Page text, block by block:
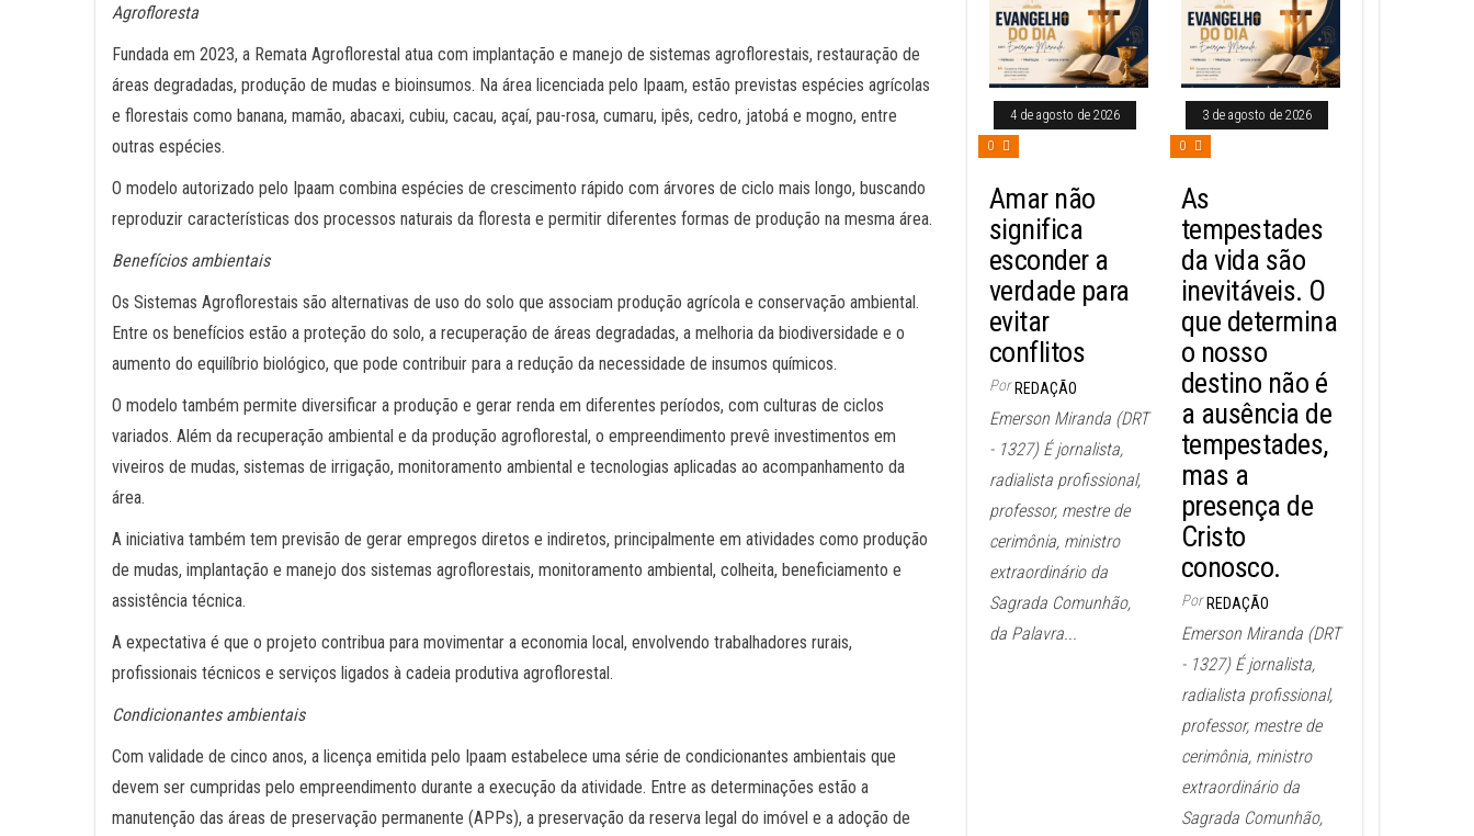
Agrofloresta
Fundada em 2023, a Remata Agroflorestal atua com implantação e manejo de sistemas agroflorestais, restauração de
áreas degradadas, produção de mudas e bioinsumos. Na área licenciada pelo Ipaam, estão previstas espécies agrícolas
e florestais como banana, mamão, abacaxi, cubiu, cacau, açaí, pau-rosa, cumaru, ipês, cedro, jatobá e mogno, entre
outras espécies.
O modelo autorizado pelo Ipaam combina espécies de crescimento rápido com árvores de ciclo mais longo, buscando
reproduzir características dos processos naturais da floresta e permitir diferentes formas de produção na mesma área.
Benefícios ambientais
Os Sistemas Agroflorestais são alternativas de uso do solo que associam produção agrícola e conservação ambiental.
Entre os benefícios estão a proteção do solo, a recuperação de áreas degradadas, a melhoria da biodiversidade e o
aumento do equilíbrio biológico, que pode contribuir para a redução da necessidade de insumos químicos.
O modelo também permite diversificar a produção e gerar renda em diferentes períodos, com culturas de ciclos
variados. Além da recuperação ambiental e da produção agroflorestal, o empreendimento prevê investimentos em
viveiros de mudas, sistemas de irrigação, monitoramento ambiental e tecnologias aplicadas ao acompanhamento da
área.
A iniciativa também tem previsão de gerar empregos diretos e indiretos, principalmente em atividades como produção
de mudas, implantação e manejo dos sistemas agroflorestais, monitoramento ambiental, colheita, beneficiamento e
assistência técnica.
A expectativa é que o projeto contribua para movimentar a economia local, envolvendo trabalhadores rurais,
profissionais técnicos e serviços ligados à cadeia produtiva agroflorestal.
Condicionantes ambientais
Com validade de cinco anos, a licença emitida pelo Ipaam estabelece uma série de condicionantes ambientais que
devem ser cumpridas pelo empreendimento durante a execução da atividade. Entre as determinações estão a
manutenção das áreas de preservação permanente (APPs), a preservação da reserva legal do imóvel e a adoção de
4 de agosto de 2026
0
Amar não
significa
esconder a
verdade para
evitar
conflitos
Por REDAÇÃO
Emerson Miranda (DRT
- 1327) É jornalista,
radialista profissional,
professor, mestre de
cerimônia, ministro
extraordinário da
Sagrada Comunhão,
da Palavra...
3 de agosto de 2026
0
As
tempestades
da vida são
inevitáveis. O
que determina
o nosso
destino não é
a ausência de
tempestades,
mas a
presença de
Cristo
conosco.
Por REDAÇÃO
Emerson Miranda (DRT
- 1327) É jornalista,
radialista profissional,
professor, mestre de
cerimônia, ministro
extraordinário da
Sagrada Comunhão,